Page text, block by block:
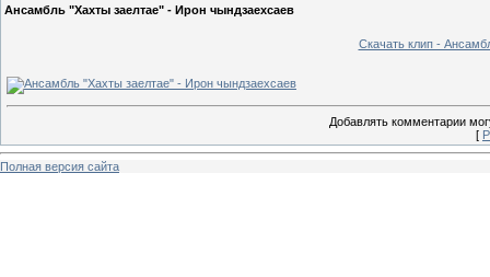
Ансамбль "Хахты заелтае" - Ирон чындзаехсаев
Скачать клип -
Добавлять комментарии
[
Полная версия сайта